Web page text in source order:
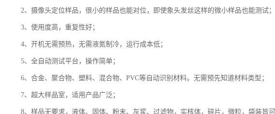
2、摄像头定位样品，很小的样品也能对位，即使象头发丝这样的微小样品也能测试；
3、使用度高，重复性好；
4、开机无需预热，无需液氮制冷，运行成本低；
5、全自动测试平台，操作简单；
6、合金、聚合物、塑料、混合物、PVC等自动识别材料。无需预先知道材料类型；
7、超大样品室，适用产品广泛；
8、样品无要求，液体、固体、粉末、灰浆、过滤物，实核体，碎片，微粒，袋装皆